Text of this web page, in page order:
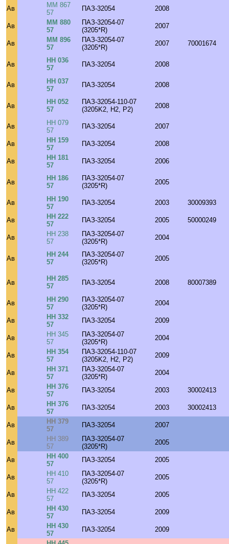
Ав
ММ 867
57
ПАЗ-32054 2008
Ав
ММ 880
57
ПАЗ-32054-07
(3205*R)
2007
Ав
ММ 896
57
ПАЗ-32054-07
(3205*R)
2007 70001674
Ав
НН 036
57
ПАЗ-32054 2008
Ав
НН 037
57
ПАЗ-32054 2008
Ав
НН 052
57
ПАЗ-32054-110-07
(3205K2, H2, P2)
2008
Ав
НН 079
57
ПАЗ-32054 2007
Ав
НН 159
57
ПАЗ-32054 2008
Ав
НН 181
57
ПАЗ-32054 2006
Ав
НН 186
57
ПАЗ-32054-07
(3205*R)
2005
Ав
НН 190
57
ПАЗ-32054 2003 30009393
Ав
НН 222
57
ПАЗ-32054 2005 50000249
Ав
НН 238
57
ПАЗ-32054-07
(3205*R)
2004
Ав
НН 244
57
ПАЗ-32054-07
(3205*R)
2005
Ав
НН 285
57
ПАЗ-32054 2008 80007389
Ав
НН 290
57
ПАЗ-32054-07
(3205*R)
2004
Ав
НН 332
57
ПАЗ-32054 2009
Ав
НН 345
57
ПАЗ-32054-07
(3205*R)
2004
Ав
НН 354
57
ПАЗ-32054-110-07
(3205K2, H2, P2)
2009
Ав
НН 371
57
ПАЗ-32054-07
(3205*R)
2004
Ав
НН 376
57
ПАЗ-32054 2003 30002413
Ав
НН 376
57
ПАЗ-32054 2003 30002413
Ав
НН 379
57
ПАЗ-32054 2007
Ав
НН 389
57
ПАЗ-32054-07
(3205*R)
2005
Ав
НН 400
57
ПАЗ-32054 2005
Ав
НН 410
57
ПАЗ-32054-07
(3205*R)
2005
Ав
НН 422
57
ПАЗ-32054 2005
Ав
НН 430
57
ПАЗ-32054 2009
Ав
НН 430
57
ПАЗ-32054 2009